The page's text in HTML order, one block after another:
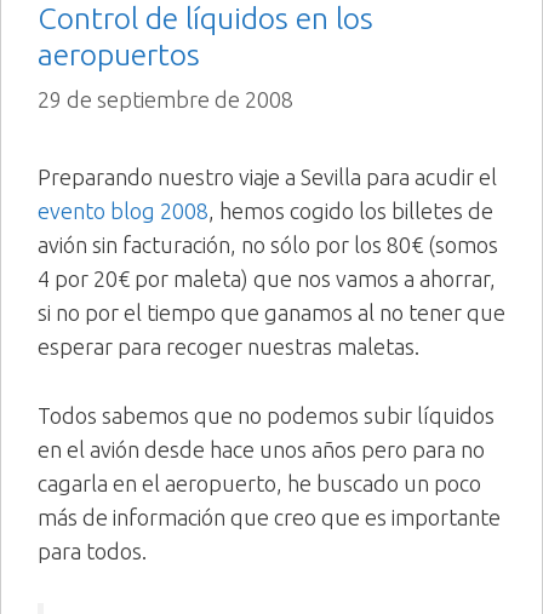
Control de líquidos en los
aeropuertos
29 de septiembre de 2008
Preparando nuestro viaje a Sevilla para acudir el
evento blog 2008, hemos cogido los billetes de
avión sin facturación, no sólo por los 80€ (somos
4 por 20€ por maleta) que nos vamos a ahorrar,
si no por el tiempo que ganamos al no tener que
esperar para recoger nuestras maletas.
Todos sabemos que no podemos subir líquidos
en el avión desde hace unos años pero para no
cagarla en el aeropuerto, he buscado un poco
más de información que creo que es importante
para todos.